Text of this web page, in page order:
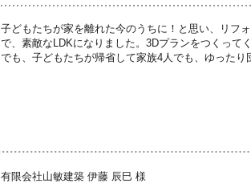
子どもたちが家を離れた今のうちに！と思い、リフ
で、素敵なLDKになりました。3Dプランをつくって
でも、子どもたちが帰省して家族4人でも、ゆったり
有限会社山敏建築 伊藤 辰巳 様